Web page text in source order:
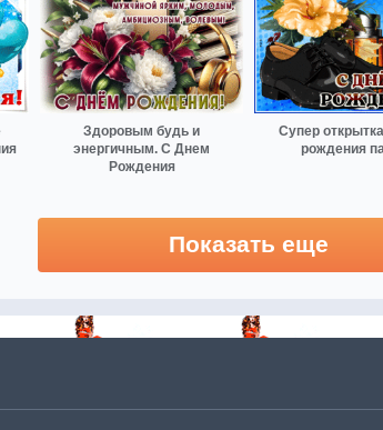
Здоровым будь и
энергичным. С Днем
Рождения
Супер
рождения
Показать еще